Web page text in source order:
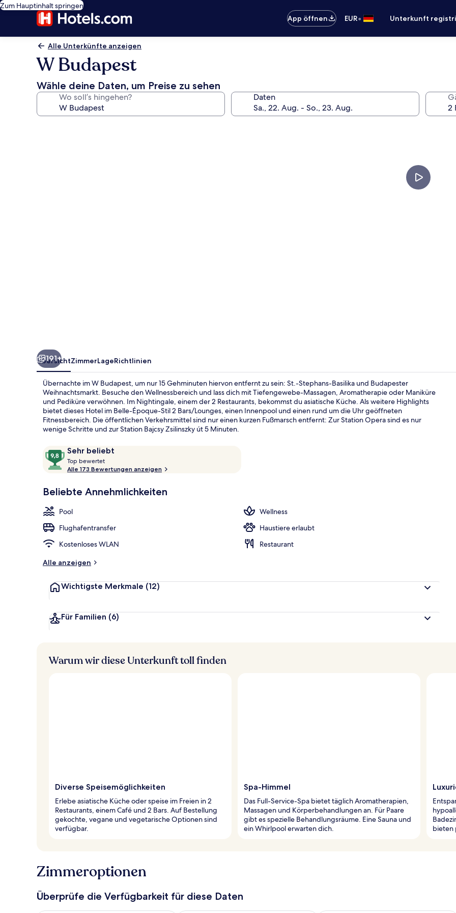
Zum Hauptinhalt springen
App öffnen
EUR• Unterkunft
Alle Unterkünfte anzeigen
W Budapest
Wähle deine Daten, um Preise zu sehen
Wo soll’s hingehen? Daten
191+
ÜbersichtZimmerLageRichtlinien
Übernachte im W Budapest, um nur 15 Gehminuten hiervon entfernt zu sein: St.-Stephans-Basilika und Budapester
Weihnachtsmarkt. Besuche den Wellnessbereich und lass dich mit Tiefengewebe-Massagen, Aromatherapie oder Maniküre
und Pediküre verwöhnen. Im Nightingale, einem der 2 Restaurants, bekommst du asiatische Küche. Als weitere Highlights
bietet dieses Hotel im Belle-Époque-Stil 2 Bars/Lounges, einen Innenpool und einen rund um die Uhr geöffneten
Fitnessbereich. Die öffentlichen Verkehrsmittel sind nur einen kurzen Fußmarsch entfernt: Zur Station Opera sind es nur
wenige Schritte und zur Station Bajcsy Zsilinszky út 5 Minuten.
Bewertungen
Sehr beliebt
9,8
von
10,
beliebt
Top bewertet
o
b
e
r
t
Alle 173 Bewertungen anzeigen
Beliebte Annehmlichkeiten
Pool
Wellness
Flughafentransfer
Haustiere erlaubt
Kostenloses WLAN
Restaurant
Alle anzeigen
Wichtigste Merkmale (12)
Für Familien (6)
Warum wir diese Unterkunft toll finden
Diverse Speisemöglichkeiten
Erlebe asiatische Küche oder speise im Freien in 2
Restaurants, einem Café und 2 Bars. Auf Bestellung
gekochte, vegane und vegetarische Optionen sind
verfügbar.
Spa-Himmel
Das Full-Service-Spa bietet täglich Aromatherapien,
Massagen und Körperbehandlungen an. Für Paare
gibt es spezielle Behandlungsräume. Eine Sauna und
ein Whirlpool erwarten dich.
bieten
Zimmeroptionen
Überprüfe die Verfügbarkeit für diese Daten